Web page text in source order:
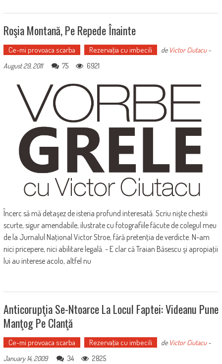
Roşia Montană, Pe Repede Înainte
Ce-mi provoaca scarba Rezervaţia cu imbecili de Victor Ciutacu-
August 29, 2011
75 6921
Încerc să mă detaşez de isteria profund interesată. Scriu nişte chestii
scurte, sigur amendabile, ilustrate cu fotografiile făcute de colegul meu
de la Jurnalul Naţional Victor Stroe, fără pretenţia de verdicte. N-am
nici pricepere, nici abilitare legală. - E clar că Traian Băsescu şi apropiaţii
lui au interese acolo, altfel nu
Anticorupţia Se-Ntoarce La Locul Faptei: Videanu Pune
Manţog Pe Clanţă
Ce-mi provoaca scarba Rezervaţia cu imbecili de Victor Ciutacu-
January 14, 2009
34 2825